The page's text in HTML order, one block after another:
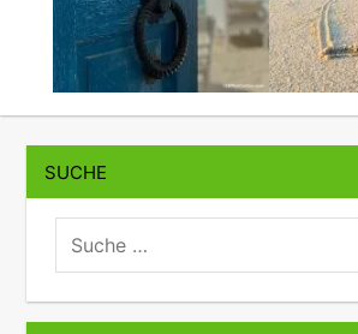
SUCHE
suche: